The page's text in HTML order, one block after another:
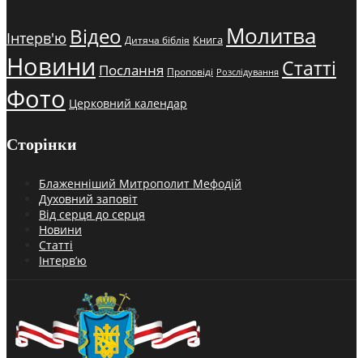
Інтерв'ю Відео Дитяча біблія Книга Молитва
Новини Послання Проповіді Розслідування Статті
Фото Церковний календар
Сторінки
Блаженніший Митрополит Мефодій
Духовний заповіт
Від серця до серця
Новини
Статті
Інтерв’ю